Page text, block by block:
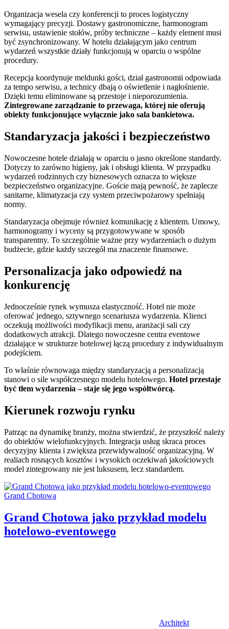
Organizacja wesela czy konferencji to proces logistyczny
wymagający precyzji. Dostawy gastronomiczne, harmonogram
serwisu, ustawienie stołów, próby techniczne – każdy element musi
być zsynchronizowany. W hotelu działającym jako centrum
wydarzeń wszystkie działy funkcjonują w oparciu o wspólne
procedury.
Recepcja koordynuje meldunki gości, dział gastronomii odpowiada
za tempo serwisu, a technicy dbają o oświetlenie i nagłośnienie.
Dzięki temu eliminowane są przestoje i nieporozumienia.
Zintegrowane zarządzanie to przewaga, której nie oferują
obiekty funkcjonujące wyłącznie jako sala bankietowa.
Standaryzacja jakości i bezpieczeństwo
Nowoczesne hotele działają w oparciu o jasno określone standardy.
Dotyczy to zarówno higieny, jak i obsługi klienta. W przypadku
wydarzeń rodzinnych czy biznesowych oznacza to większe
bezpieczeństwo organizacyjne. Goście mają pewność, że zaplecze
sanitarne, klimatyzacja czy system przeciwpożarowy spełniają
normy.
Standaryzacja obejmuje również komunikację z klientem. Umowy,
harmonogramy i wyceny są przygotowywane w sposób
transparentny. To szczególnie ważne przy wydarzeniach o dużym
budżecie, gdzie każdy szczegół ma znaczenie finansowe.
Personalizacja jako odpowiedź na
konkurencję
Jednocześnie rynek wymusza elastyczność. Hotel nie może
oferować jednego, sztywnego scenariusza wydarzenia. Klienci
oczekują możliwości modyfikacji menu, aranżacji sali czy
dodatkowych atrakcji. Dlatego nowoczesne centra eventowe
działające w strukturze hotelowej łączą procedury z indywidualnym
podejściem.
To właśnie równowaga między standaryzacją a personalizacją
stanowi o sile współczesnego modelu hotelowego. Hotel przestaje
być tłem wydarzenia – staje się jego współtwórcą.
Kierunek rozwoju rynku
Patrząc na dynamikę branży, można stwierdzić, że przyszłość należy
do obiektów wielofunkcyjnych. Integracja usług skraca proces
decyzyjny klienta i zwiększa przewidywalność organizacyjną. W
realiach rosnących kosztów i wysokich oczekiwań jakościowych
model zintegrowany nie jest luksusem, lecz standardem.
Categories:
Grand Chotowa
Grand Chotowa jako przykład modelu
hotelowo-eventowego
Architekt